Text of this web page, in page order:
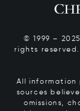
© 1999 –
rights
All information
sources
omissions,